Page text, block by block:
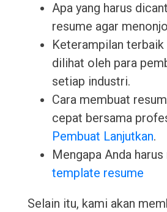
Apa yang harus
resume agar
Keterampilan terbaik
dilihat oleh para
setiap industri.
Cara membuat
cepat bersama
Pembuat Lanjutkan.
Mengapa Anda
template resume
Selain itu, kami akan